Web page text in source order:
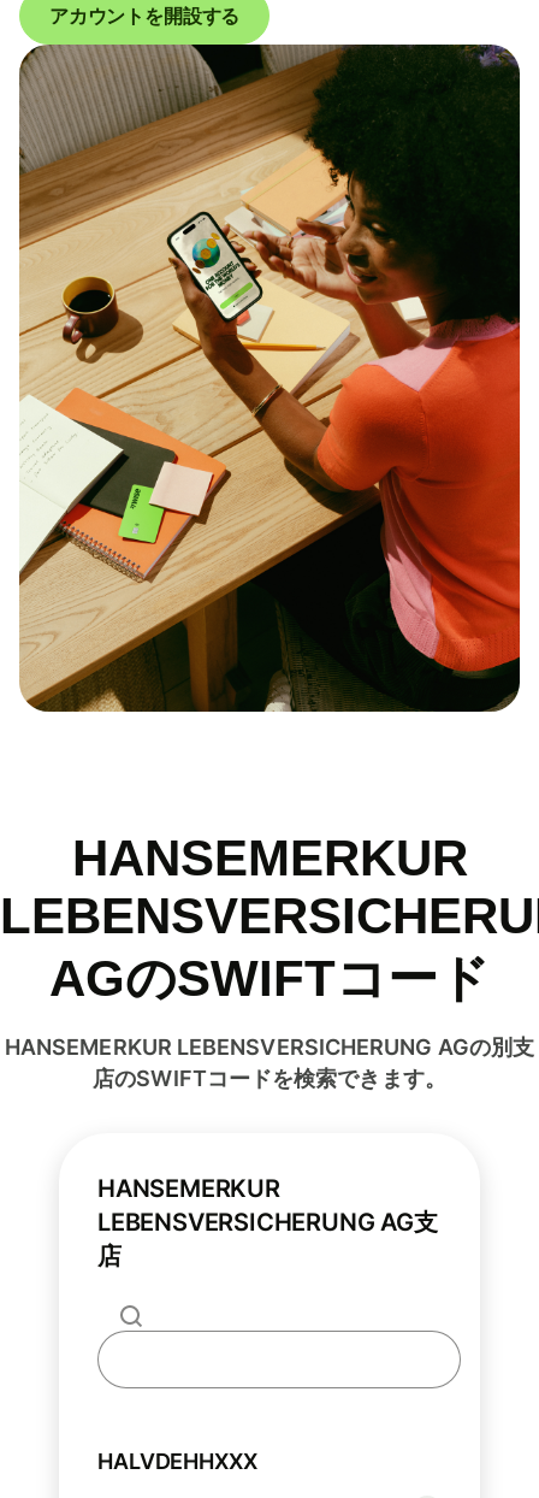
アカウントを開設する
HANSEMERKUR
AGのSWIFTコード
HANSEMERKUR LEBENSVERSICHERUNG AGの別支
店のSWIFTコードを検索できます。
HANSEMERKUR
LEBENSVERSICHERUNG AG支
店
HALVDEHHXXX